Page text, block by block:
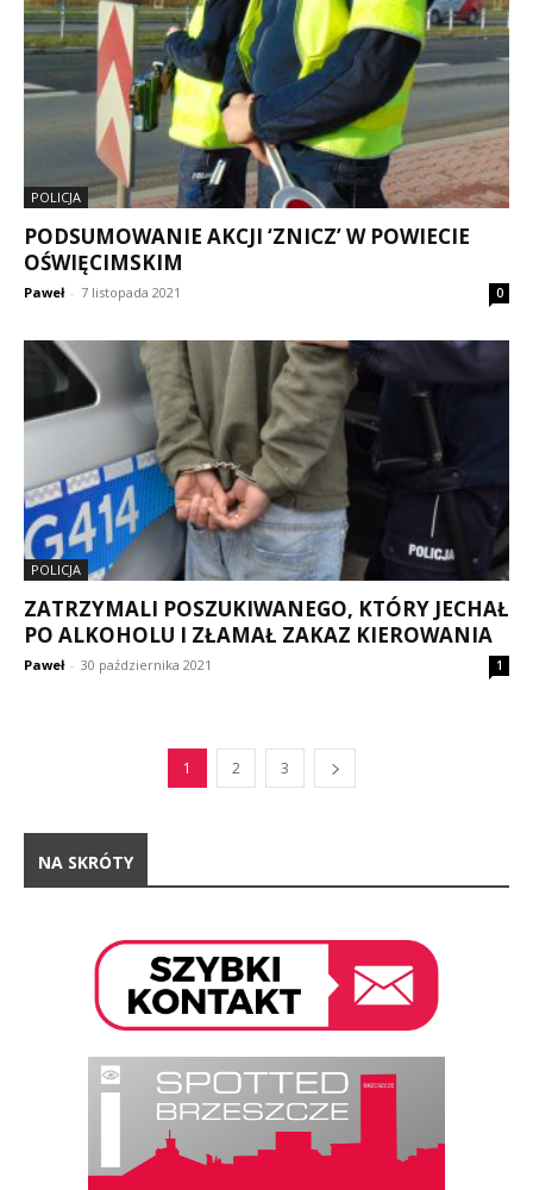
POLICJA
PODSUMOWANIE AKCJI ‘ZNICZ’ W POWIECIE
OŚWIĘCIMSKIM
Paweł - 7 listopada 2021 0
POLICJA
ZATRZYMALI POSZUKIWANEGO, KTÓRY JECHAŁ
PO ALKOHOLU I ZŁAMAŁ ZAKAZ KIEROWANIA
Paweł - 30 października 2021 1
1 2 3
NA SKRÓTY